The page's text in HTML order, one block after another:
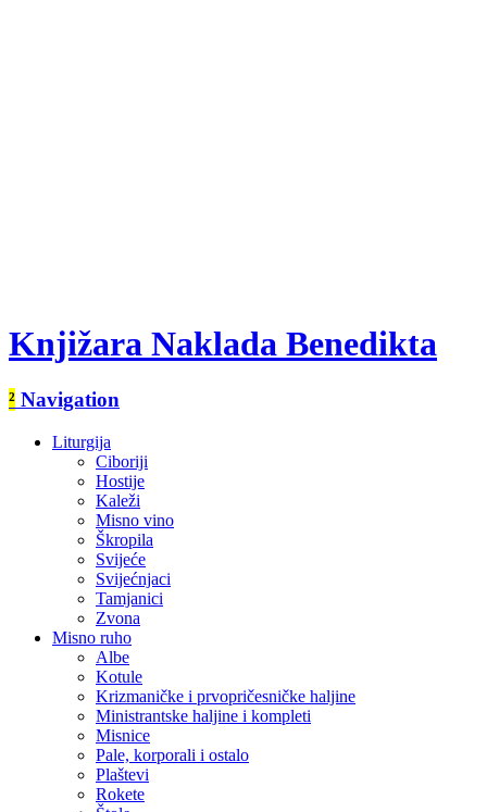
Knjižara Naklada Benedikta
² Navigation
Liturgija
Ciboriji
Hostije
Kaleži
Misno vino
Škropila
Svijeće
Svijećnjaci
Tamjanici
Zvona
Misno ruho
Albe
Kotule
Krizmaničke i prvopričesničke haljine
Ministrantske haljine i kompleti
Misnice
Pale, korporali i ostalo
Plaštevi
Rokete